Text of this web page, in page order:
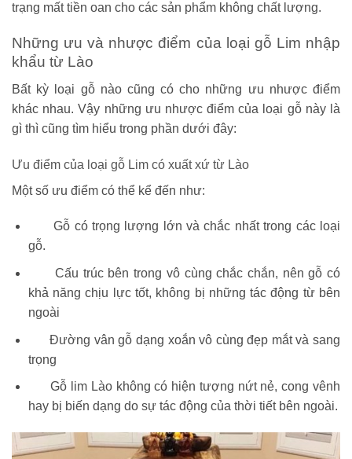
trạng mất tiền oan cho các sản phẩm không chất lượng.
Những ưu và nhược điểm của loại gỗ Lim nhập
khẩu từ Lào
Bất kỳ loại gỗ nào cũng có cho những ưu nhược điểm
khác nhau. Vậy những ưu nhược điểm của loại gỗ này là
gì thì cũng tìm hiểu trong phần dưới đây:
Ưu điểm của loại gỗ Lim có xuất xứ từ Lào
Một số ưu điểm có thể kể đến như:
Gỗ có trọng lượng lớn và chắc nhất trong các loại
gỗ.
Cấu trúc bên trong vô cùng chắc chắn, nên gỗ có
khả năng chịu lực tốt, không bị những tác động từ bên
ngoài
Đường vân gỗ dạng xoắn vô cùng đẹp mắt và sang
trọng
Gỗ lim Lào không có hiện tượng nứt nẻ, cong vênh
hay bị biến dạng do sự tác động của thời tiết bên ngoài.